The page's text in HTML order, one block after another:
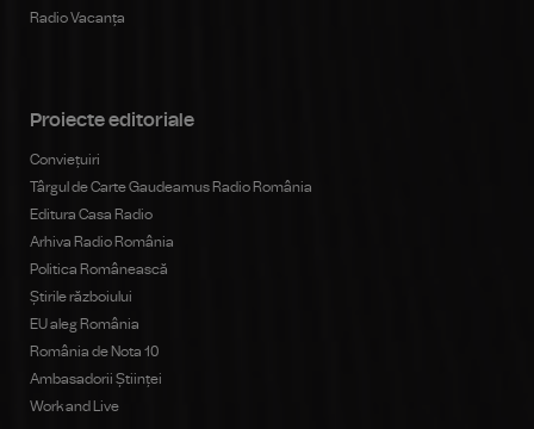
Radio Vacanța
Proiecte editoriale
Conviețuiri
Târgul de Carte Gaudeamus Radio România
Editura Casa Radio
Arhiva Radio România
Politica Românească
Știrile războiului
EU aleg România
România de Nota 10
Ambasadorii Științei
Work and Live